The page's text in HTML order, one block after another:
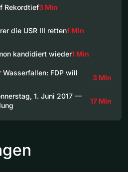
Rekordtief3 Min
die USR III retten1 Min
kandidiert wieder1 Min
Wasserfallen: FDP will
3 Min
1. Juni 2017 —
17 Min